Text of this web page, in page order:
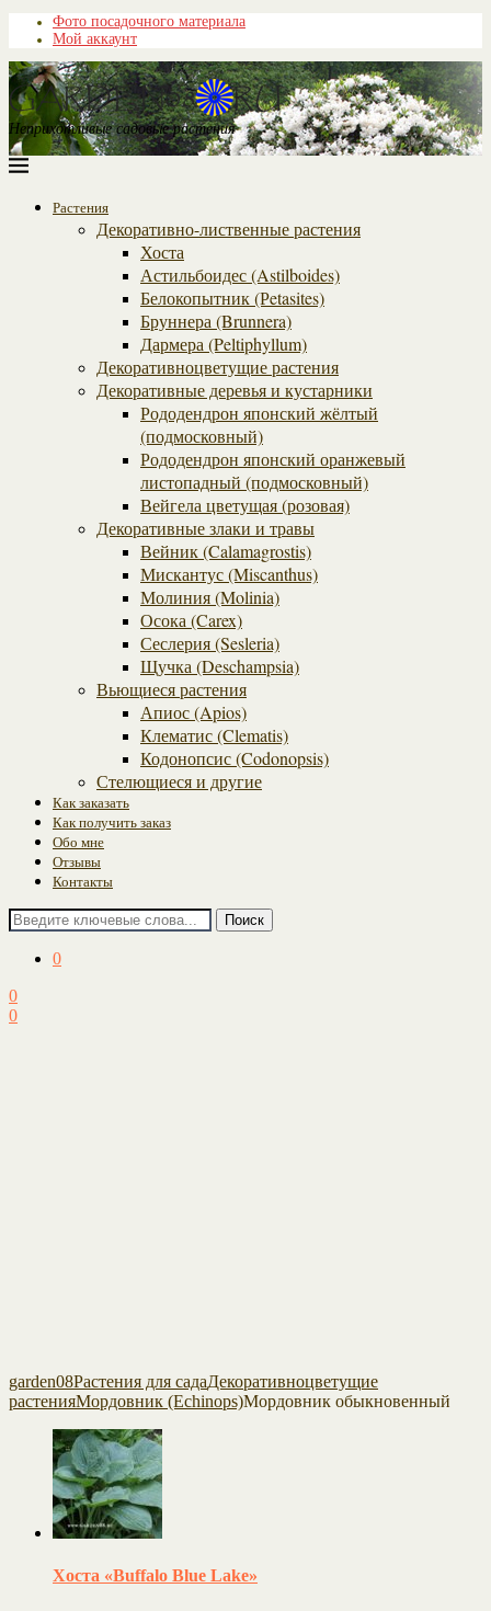
Фото посадочного материала
Мой аккаунт
Неприхотливые садовые растения
Растения
Декоративно-лиственные растения
Хоста
Астильбоидес (Astilboides)
Белокопытник (Рetasites)
Бруннера (Brunnera)
Дармера (Peltiphyllum)
Декоративноцветущие растения
Декоративные деревья и кустарники
Рододендрон японский жёлтый
(подмосковный)
Рододендрон японский оранжевый
листопадный (подмосковный)
Вейгела цветущая (розовая)
Декоративные злаки и травы
Вейник (Calamagrostis)
Мискантус (Miscanthus)
Молиния (Molinia)
Осока (Carex)
Сеслерия (Sesleria)
Щучка (Deschampsia)
Вьющиеся растения
Апиос (Apios)
Клематис (Clematis)
Кодонопсис (Codonopsis)
Стелющиеся и другие
Как заказать
Как получить заказ
Обо мне
Отзывы
Контакты
Поиск
0
0
0
garden08Растения для садаДекоративноцветущие
растенияМордовник (Echinops)Мордовник обыкновенный
Хоста «Buffalo Blue Lake»